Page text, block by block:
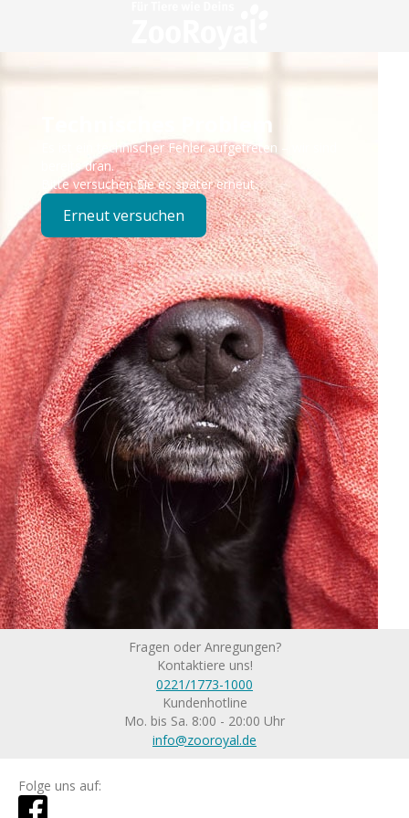
Technisches Problem
Es ist ein technischer Fehler aufgetreten – wir sind
bereits dran.
Bitte versuchen Sie es später erneut.
Erneut versuchen
Fragen oder Anregungen?
Kontaktiere uns!
0221/1773-1000
Kundenhotline
Mo. bis Sa. 8:00 - 20:00 Uhr
info@zooroyal.de
Folge uns auf: